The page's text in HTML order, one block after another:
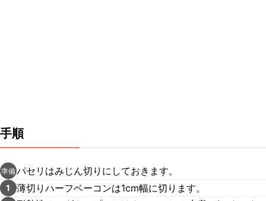
手順
準備パセリはみじん切りにしておきます。
1 薄切りハーフベーコンは1cm幅に切ります。